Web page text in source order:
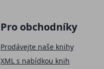
Pro obchodníky
Prodávejte naše knihy
XML s nabídkou knih